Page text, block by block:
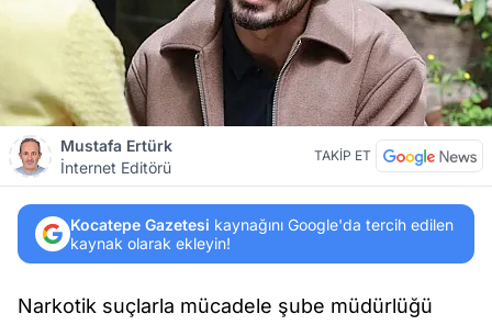
Mustafa Ertürk
İnternet Editörü
TAKİP ET
Kocatepe Gazetesi kaynağını Google'da tercih edilen
kaynak olarak ekleyin!
Narkotik suçlarla mücadele şube müdürlüğü